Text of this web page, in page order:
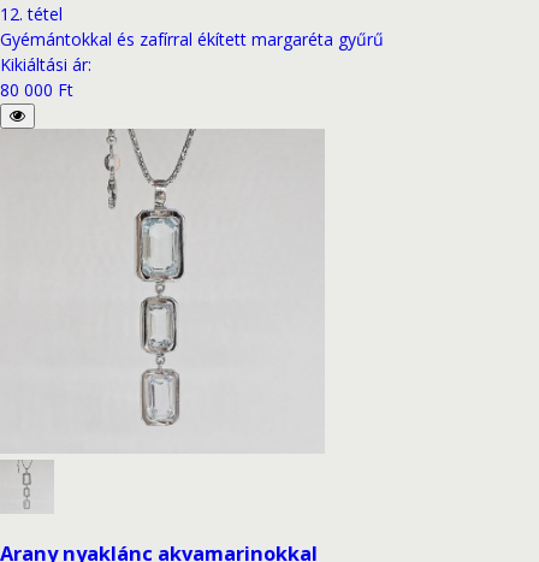
12. tétel
Gyémántokkal és zafírral ékített margaréta gyűrű
Kikiáltási ár:
80 000 Ft
Arany nyaklánc akvamarinokkal